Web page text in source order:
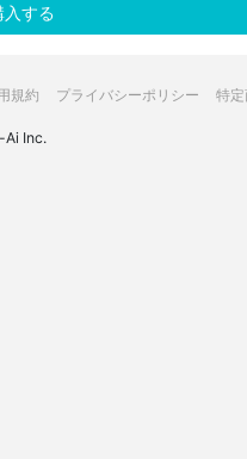
入する
規約 プライバシーポリシー 特
Inc.